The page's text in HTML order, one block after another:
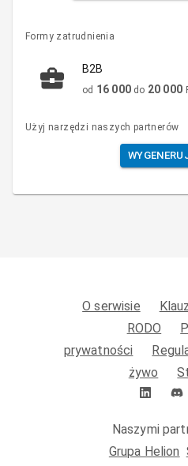
Formy zatrudnienia
B2B
od 16 000 do 20 000
Użyj narzędzi naszych partnerów
O serwisie
RODO
prywatności
żywo
Naszymi
Grupa Helion